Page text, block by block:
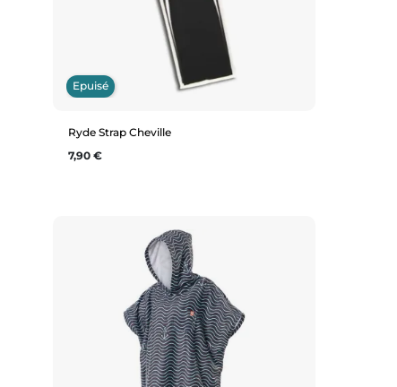
Epuisé
Ryde Strap Cheville
Prix
7,90 €